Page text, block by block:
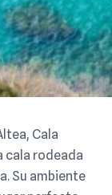
Cala
cala rodeada
Su ambiente